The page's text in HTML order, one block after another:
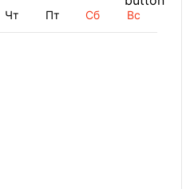
Чт Пт Сб Вс